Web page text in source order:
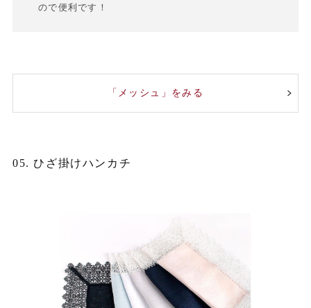
ので便利です！
「メッシュ」をみる
05. ひざ掛けハンカチ